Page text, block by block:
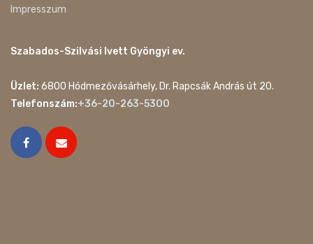
Impresszum
Szabados-Szilvási Ivett Gyöngyi ev.
Üzlet: 6800 Hódmezővásárhely, Dr. Rapcsák András út 20.
Telefonszám:+36-20-263-5300